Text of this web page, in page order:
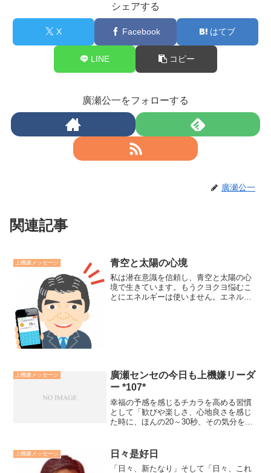
シェアする
X Facebook はてブ
LINE コピー
廣瀬公一をフォローする
廣瀬公一
関連記事
上機嫌メッセージ 青空と太陽の心境
私は潜在意識を信頼し、青空と太陽の心
境で生きています。もうクヨクヨ悩むこ
とにエネルギーは使いません。エネルギ
上機嫌メッセージ
廣瀬センセの今日も上機嫌リーダ
ー *107*
幸福の予感を感じるチカラを高める習慣
として「歓びや楽しさ、心地良さを感じ
た時に、ほんの20～30秒、その気分を味
て、感じるということを意識していない
のではないでしょか？幸...
上機嫌メッセージ 日々是好日
「日々、新たなり」そして「日々、これ